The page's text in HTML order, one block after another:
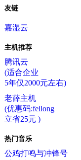
友链
嘉湿云
主机推荐
腾讯云
(适合企业
5年仅2000元左右)
老薛主机
(优惠码:feilong
立省25元 )
热门音乐
公鸡打鸣与冲锋号